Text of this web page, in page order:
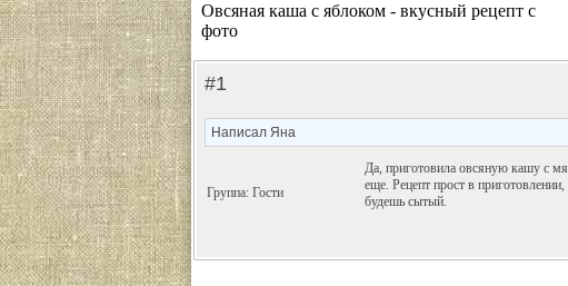
Овсяная каша с яблоком - вкусный рецепт с
фото
#1
Написал Яна
Группа: Гости
Да, приготовила овсяную кашу с
еще. Рецепт прост в
будешь сытый.